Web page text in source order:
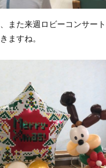
また来週ロビーコンサー
ますね。